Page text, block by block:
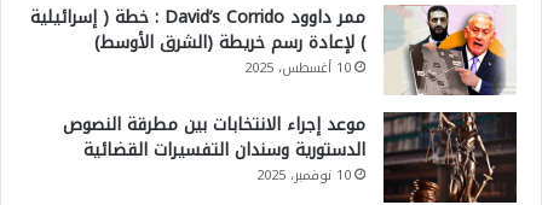
ممر داوود David’s Corrido : خطة ( إسرائيلية
) لإعادة رسم خريطة (الشرق الأوسط)
10 أغسطس، 2025
موعد إجراء الانتخابات بين مطرقة النصوص
الدستورية وسندان التفسيرات القضائية
10 نوفمبر، 2025